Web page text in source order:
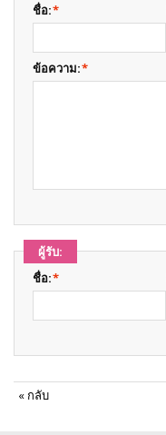
*
ชื่อ:
*
ข้อความ:
ผู้รับ:
*
ชื่อ:
« กลับ